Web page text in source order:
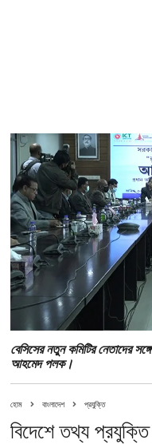
বেসিসের নতুন কমিটির নেতাদের
আহমেদ পলক।
হোম বাংলাদেশ প্রযুক্তি
বিদেশে তথ্য